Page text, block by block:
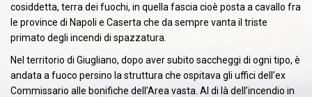
cosiddetta, terra dei fuochi, in quella fascia cioè posta a cavallo fra
le province di Napoli e Caserta che da sempre vanta il triste
primato degli incendi di spazzatura.
Nel territorio di Giugliano, dopo aver subito saccheggi di ogni tipo, è
andata a fuoco persino la struttura che ospitava gli uffici dell’ex
Commissario alle bonifiche dell’Area vasta. Al di là dell’incendio in